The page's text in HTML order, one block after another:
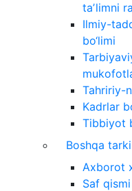
taʼlimni
Ilmiy-
bo‘limi
Tahririy-
Kadrlar
Tibbiyot
Boshqa
Axborot
Saf qismi